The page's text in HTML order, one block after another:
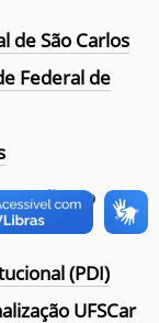
de São Carlos
Federal de
Avaliação
(PDI)
UFSCar